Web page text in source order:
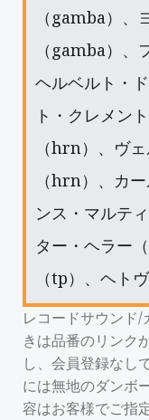
（gamba）、
（gamba）、
ヘルベルト・
ト・クレメン
（hrn）、ヴ
（hrn）、カ
ンス・マルテ
ター・ヘラー
（tp）、ヘト
レコードサウンド
きは品番のリンク
し、会員登録なし
には無地のダンボ
容はお客様でご指